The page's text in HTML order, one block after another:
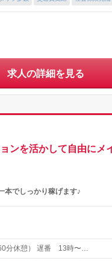
求人の詳細を見る
ンを活かして自由にメ
本でしっかり稼げます♪
分休憩） 遅番 13時〜…